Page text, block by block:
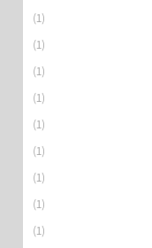
(1)
(1)
(1)
(1)
(1)
(1)
(1)
(1)
(1)